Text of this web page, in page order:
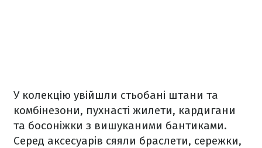
У колекцію увійшли стьобані штани та
комбінезони, пухнасті жилети, кардигани
та босоніжки з вишуканими бантиками.
Серед аксесуарів сяяли браслети, сережки,